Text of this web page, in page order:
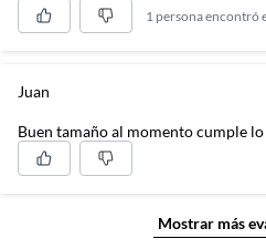
1 persona encontró
Juan
Buen tamaño al momento cumple
Mostrar más